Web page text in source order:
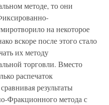
методе, то они
на некоторое
вскоре после этого стало
их методу
торговли. Вместо
распечаток
результаты
Фракционного метода с